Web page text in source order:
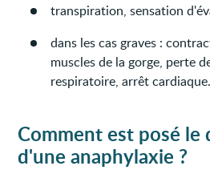
transpiration, sensation
dans les cas graves :
muscles de la gorge, perte
respiratoire, arrêt cardiaque.
Comment est posé le
d'une anaphylaxie ?